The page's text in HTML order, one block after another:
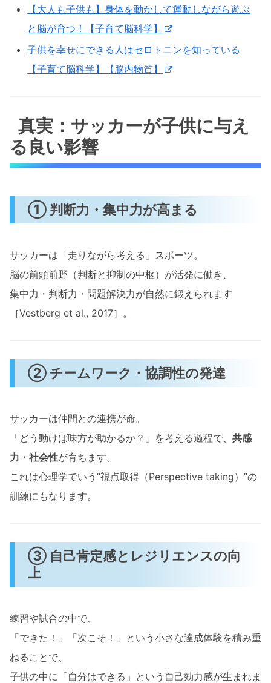
【大人も子供も】身体を動かして運動しながら遊ぶ
と脳が育つ！【子育て脳科学】
子供を幸せにできる人はセロトニンを知っている
【子育て脳科学】【脳内物質】
真実：サッカーが子供に与え
る良い影響
① 判断力・集中力が高まる
サッカーは「走りながら考える」スポーツ。
脳の前頭前野（判断と抑制の中枢）が活発に働き、
集中力・判断力・問題解決力が自然に鍛えられます
［Vestberg et al., 2017］。
② チームワーク・協調性の発達
サッカーは仲間との連携が命。
「どう動けば味方が助かるか？」を考える過程で、 共感
力・社会性が育ちます。
これは心理学でいう“視点取得（Perspective taking）”の
訓練にもなります。
③ 自己肯定感とレジリエンスの向
上
練習や試合の中で、
「できた！」「次こそ！」という小さな達成体験を積み重
ねることで、
子供の中に「自分はできる」という自己効力感が生まれま